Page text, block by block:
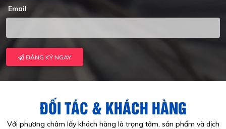
Email
ĐĂNG KÝ NGAY
ĐỐI TÁC & KHÁCH HÀNG
Với phương châm lấy khách hàng là trọng tâm, sản phẩm và dịch